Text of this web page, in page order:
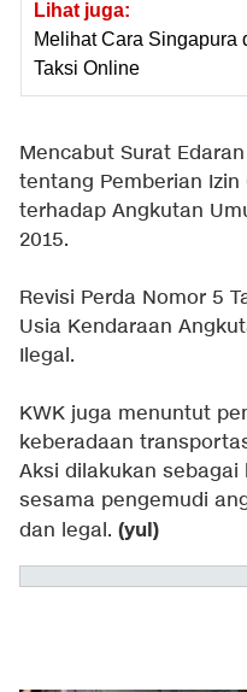
Lihat juga:
Melihat Cara Singapura
Taksi Online
Mencabut Surat Edaran
tentang Pemberian
terhadap Angkutan
2015.
Revisi Perda Nomor 5
Usia Kendaraan
Ilegal.
KWK juga menuntut
keberadaan
Aksi dilakukan
sesama pengemudi
dan legal. (yul)